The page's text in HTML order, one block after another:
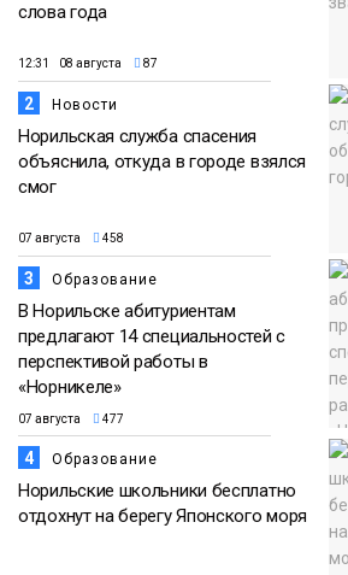
слова года
12:31 08 августа 87
2 Новости
Норильская служба спасения
объяснила, откуда в городе взялся
смог
07 августа 458
3 Образование
В Норильске абитуриентам
предлагают 14 специальностей с
перспективой работы в
«Норникеле»
07 августа 477
4 Образование
Норильские школьники бесплатно
отдохнут на берегу Японского моря